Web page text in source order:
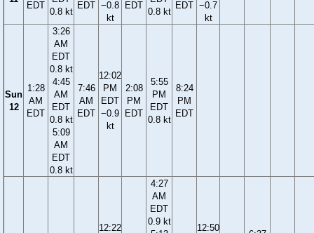
EDT
0.8 kt
EDT −0.8
kt
EDT
0.8 kt
EDT −0.7
kt
Sun
12
1:28
AM
EDT
3:26
AM
EDT
0.8 kt
4:45
AM
EDT
0.8 kt
5:09
AM
EDT
0.8 kt
7:46
AM
EDT
12:02
PM
EDT
−0.9
kt
2:08
PM
EDT
5:55
PM
EDT
0.8 kt
8:24
PM
EDT
12:22
4:27
AM
EDT
0.9 kt
12:50